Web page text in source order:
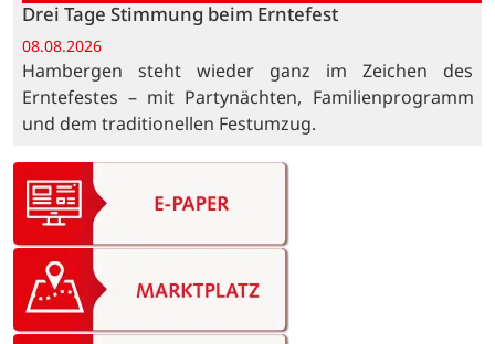
Drei Tage Stimmung beim Erntefest
08.08.2026
Hambergen steht wieder ganz im Zeichen des
Erntefestes – mit Partynächten, Familienprogramm
und dem traditionellen Festumzug.